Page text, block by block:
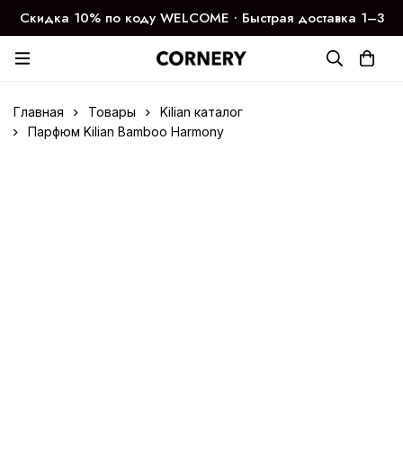
Скидка 10% по коду WELCOME ∙ Быстрая доставка 1–3
дня
Главная Товары
Kilian каталог
Парфюм Kilian Bamboo Harmony